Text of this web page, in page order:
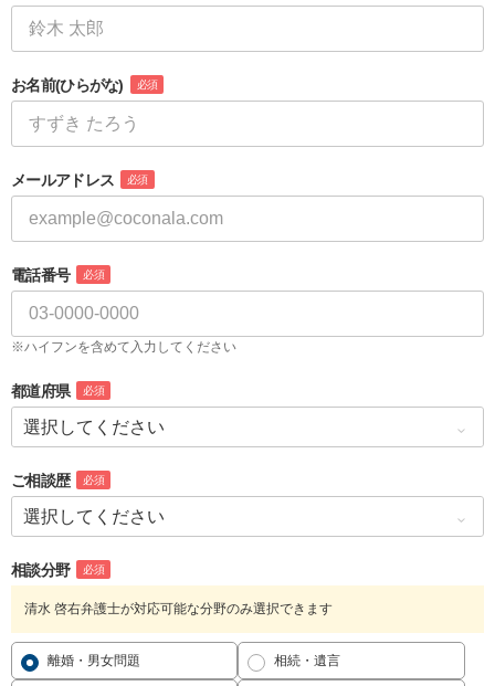
お名前(ひらがな) 必須
メールアドレス 必須
電話番号 必須
※ハイフンを含めて入力してください
都道府県 必須
ご相談歴 必須
相談分野 必須
清水 啓右弁護士が対応可能な分野のみ選択できます
離婚・男女問題 相続・遺言